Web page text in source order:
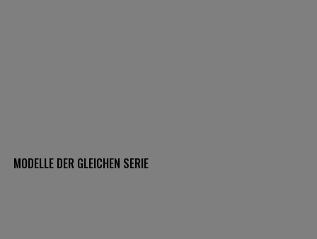
MODELLE DER GLEICHEN SERIE